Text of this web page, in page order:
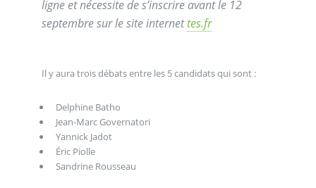
ligne et nécessite de s’inscrire avant le 12
septembre sur le site internettes.fr
Il y aura trois débats entre les 5 candidats qui sont :
Delphine Batho
Jean-Marc Governatori
Yannick Jadot
Éric Piolle
Sandrine Rousseau